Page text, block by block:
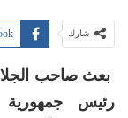
شارك
بعث صاحب
رئيس جمهورية